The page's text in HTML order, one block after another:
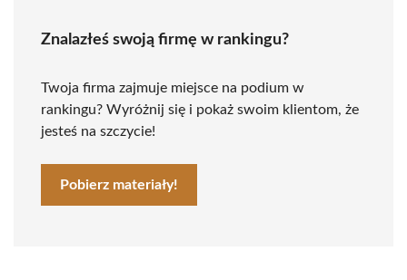
Znalazłeś swoją firmę w rankingu?
Twoja firma zajmuje miejsce na podium w
rankingu? Wyróżnij się i pokaż swoim klientom, że
jesteś na szczycie!
Pobierz materiały!